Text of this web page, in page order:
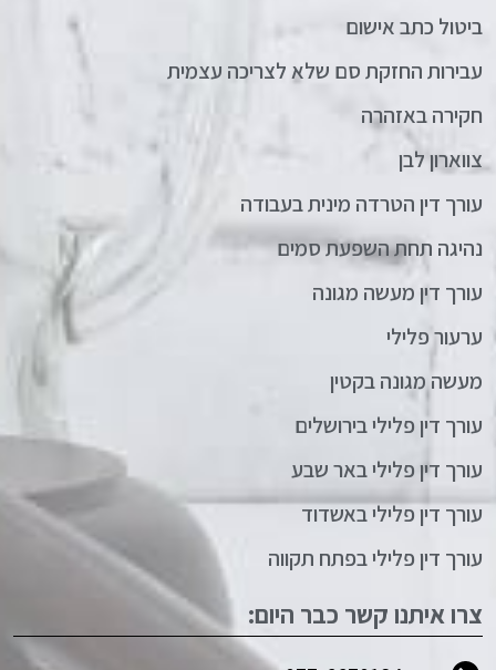
ביטול כתב אישום
עבירות החזקת סם שלא לצריכה עצמית
חקירה באזהרה
צווארון לבן
עורך דין הטרדה מינית בעבודה
נהיגה תחת השפעת סמים
עורך דין מעשה מגונה
ערעור פלילי
מעשה מגונה בקטין
עורך דין פלילי בירושלים
עורך דין פלילי באר שבע
עורך דין פלילי באשדוד
עורך דין פלילי בפתח תקווה
צרו איתנו קשר כבר היום: